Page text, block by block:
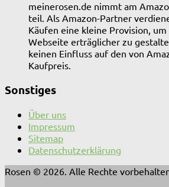
meinerosen.de nimmt am
teil. Als Amazon-Partner
Käufen eine kleine Provision,
Webseite erträglicher zu
keinen Einfluss auf den von
Kaufpreis.
Sonstiges
Über uns
Impressum
Sitemap
Datenschutzerklärung
Rosen © 2026. Alle Rechte